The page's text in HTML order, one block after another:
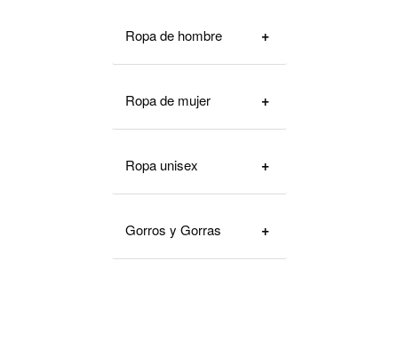
Ropa de hombre
Ropa de mujer
Ropa unisex
Gorros y Gorras